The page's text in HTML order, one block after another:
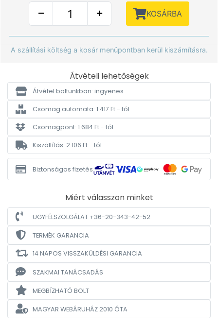
KOSÁRBA
A szállítási költség a kosár menüpontban kerül kiszámításra.
Átvételi lehetőségek
Átvétel boltunkban: ingyenes
Csomag automata: 1 417 Ft - tól
Csomagpont: 1 684 Ft - tól
Kiszállítás: 2 106 Ft - tól
Biztonságos fizetés
Miért válasszon minket
ÜGYFÉLSZOLGÁLAT +36-20-343-42-52
TERMÉK GARANCIA
14 NAPOS VISSZAKÜLDÉSI GARANCIA
SZAKMAI TANÁCSADÁS
MEGBÍZHATÓ BOLT
MAGYAR WEBÁRUHÁZ2010 ÓTA